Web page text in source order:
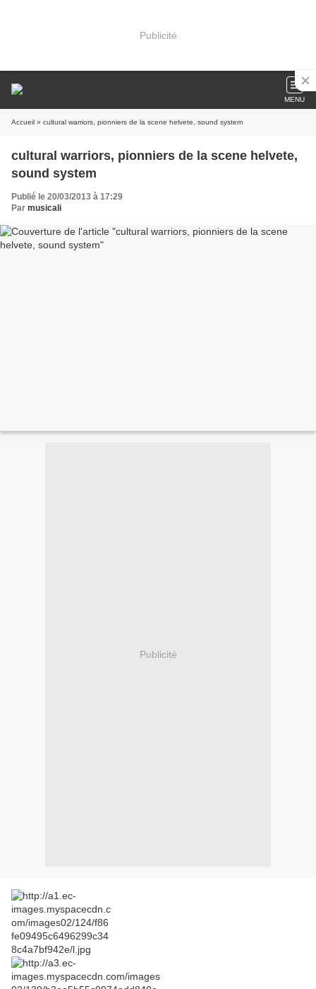
Publicité
MENU
Accueil » cultural warriors, pionniers de la scene helvete, sound system
cultural warriors, pionniers de la scene helvete,
sound system
Publié le 20/03/2013 à 17:29
Par musicali
Publicité